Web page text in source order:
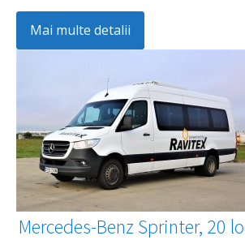
Mai multe detalii
Mercedes-Benz Sprinter, 20